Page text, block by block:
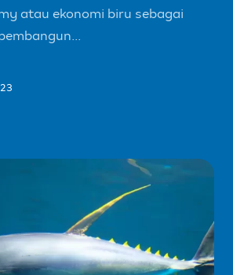
atau ekonomi biru sebagai